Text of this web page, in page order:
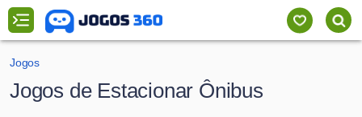
Jogos
Jogos de Estacionar Ônibus